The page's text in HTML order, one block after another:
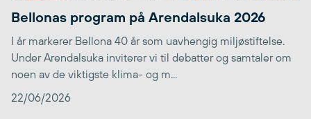
Bellonas program på Arendalsuka 2026
I år markerer Bellona 40 år som uavhengig miljøstiftelse.
Under Arendalsuka inviterer vi til debatter og samtaler om
noen av de viktigste klima- og m...
22/06/2026